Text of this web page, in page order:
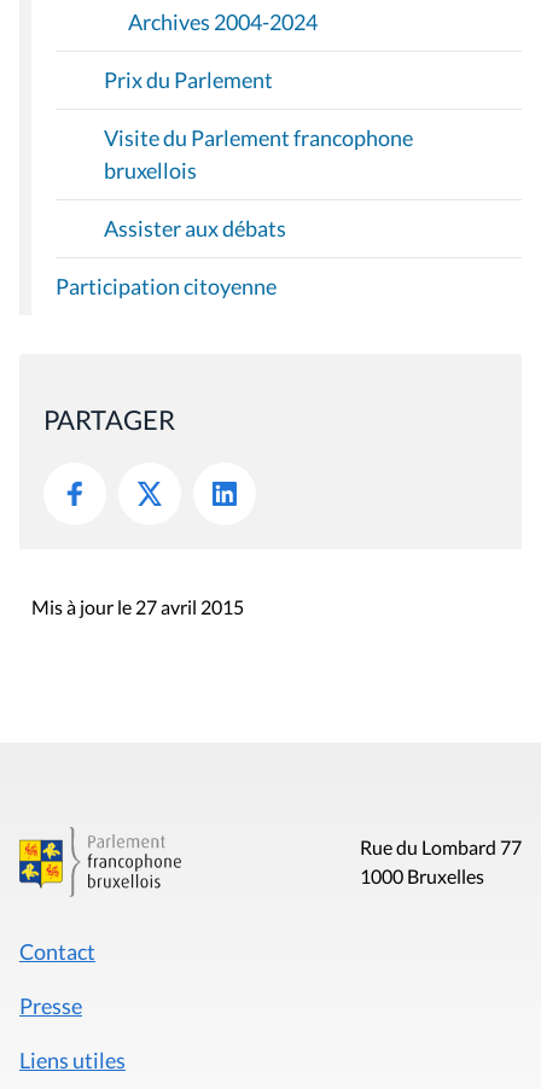
Archives 2004-2024
Prix du Parlement
Visite du Parlement francophone
bruxellois
Assister aux débats
Participation citoyenne
PARTAGER
Mis à jour le 27 avril 2015
Rue du Lombard 77
1000 Bruxelles
Contact
Presse
Liens utiles